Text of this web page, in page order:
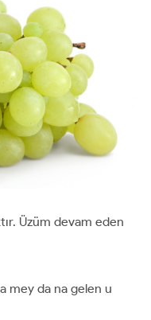
Üzüm devam eden
mey da na gelen u